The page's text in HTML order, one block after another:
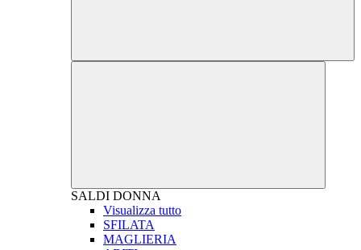
SALDI DONNA
Visualizza tutto
SFILATA
MAGLIERIA